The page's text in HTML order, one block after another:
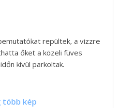
repültek, a vizzre
őket a közeli füves
kívül parkoltak.
több kép